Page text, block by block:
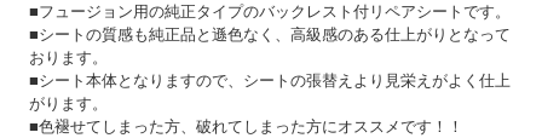
■フュージョン用の純正タイプのバックレスト付リペアシートです。
■シートの質感も純正品と遜色なく、高級感のある仕上がりとなって
おります。
■シート本体となりますので、シートの張替えより見栄えがよく仕上
がります。
■色褪せてしまった方、破れてしまった方にオススメです！！